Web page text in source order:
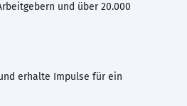
und über 20.000
erhalte Impulse für ein